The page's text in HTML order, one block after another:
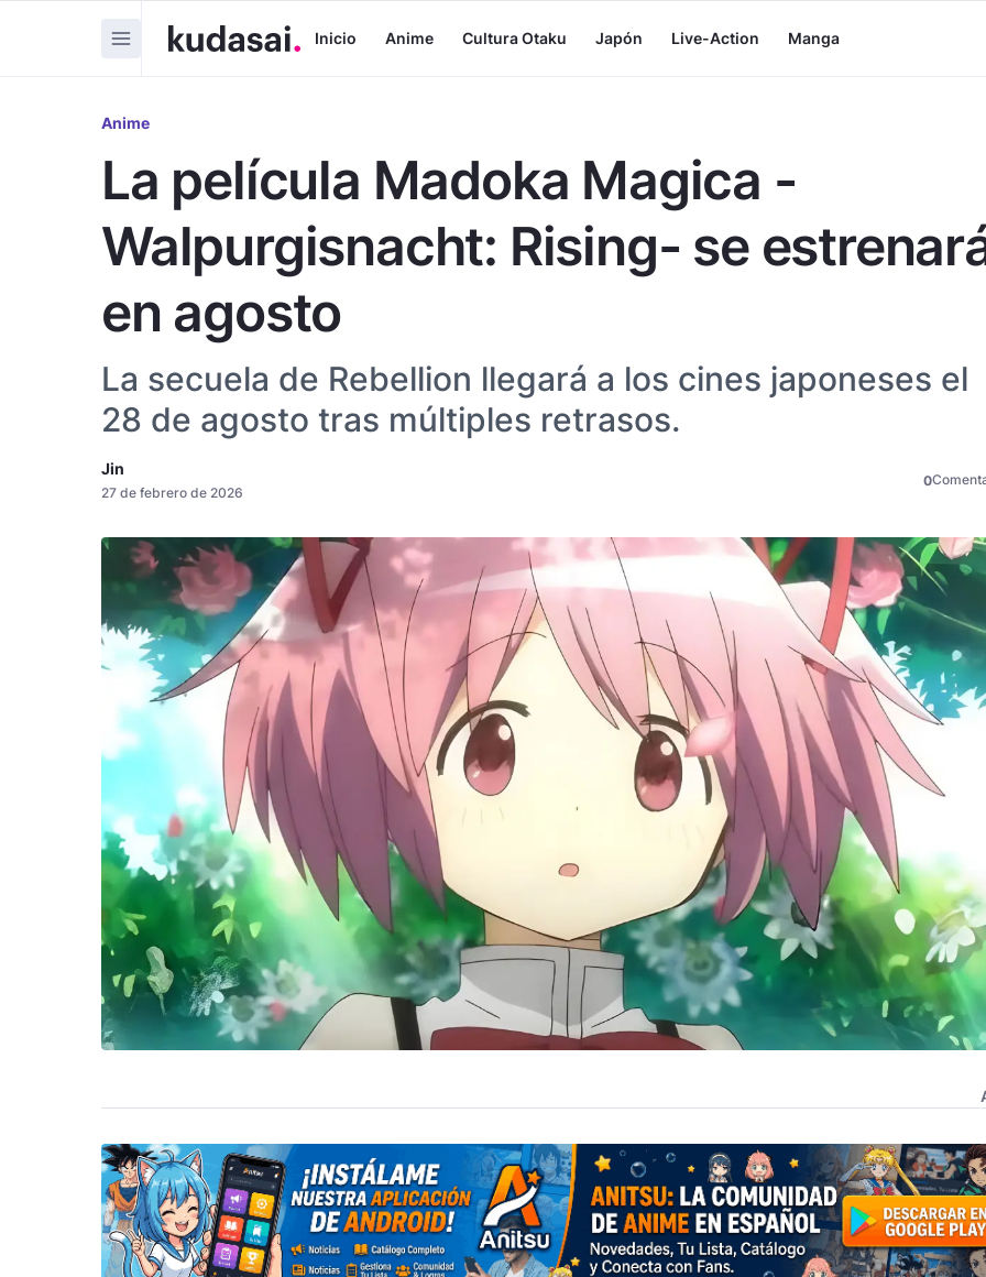
Inicio Anime Cultura Otaku Japón Live-Action Manga
Anime
La película Madoka Magica -
Walpurgisnacht: Rising- se
en agosto
La secuela de Rebellion llegará a los cines japoneses el
28 de agosto tras múltiples retrasos.
Jin
27 de febrero de 2026
0